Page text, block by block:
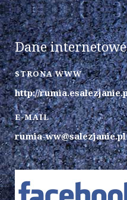
Dane internetowe
STRONA WWW
http://
E-MAIL
rumia-ww@salezjanie.pl